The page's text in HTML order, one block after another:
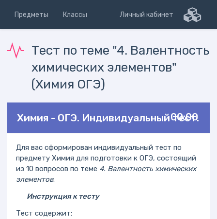
Предметы Классы Личный кабинет
Тест по теме "4. Валентность
химических элементов"
(Химия ОГЭ)
00:00
Химия - ОГЭ. Индивидуальный тест.
Для вас сформирован индивидуальный тест по
предмету Химия для подготовки к ОГЭ, состоящий
из 10 вопросов по теме 4. Валентность химических
элементов.
Инструкция к тесту
Тест содержит: